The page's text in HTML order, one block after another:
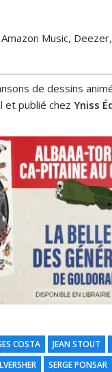
Music,
de dessins
et publié chez Yniss
COSTA JEAN STOUT
SERGE PONSAR